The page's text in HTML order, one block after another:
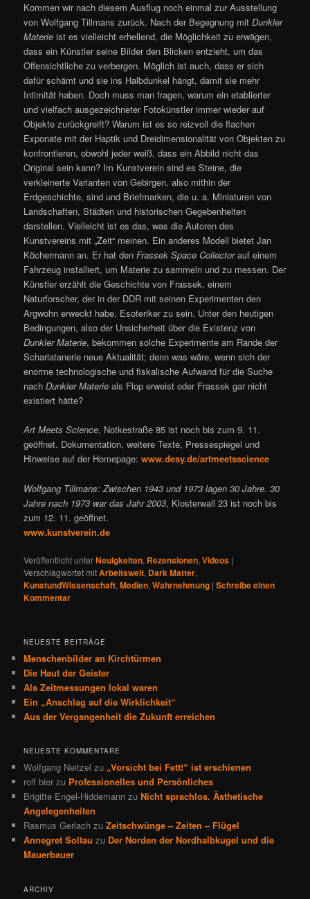
Kommen wir nach diesem Ausflug noch einmal zur Ausstellung
von Wolfgang Tillmans zurück. Nach der Begegnung mitDunkler
Materie ist es vielleicht erhellend, die Möglichkeit zu erwägen,
dass ein Künstler seine Bilder den Blicken entzieht, um das
Offensichtliche zu verbergen. Möglich ist auch, dass er sich
dafür schämt und sie ins Halbdunkel hängt, damit sie mehr
Intimität haben. Doch muss man fragen, warum ein etablierter
und vielfach ausgezeichneter Fotokünstler immer wieder auf
Objekte zurückgreift? Warum ist es so reizvoll die flachen
Exponate mit der Haptik und Dreidimensionalität von Objekten zu
konfrontieren, obwohl jeder weiß, dass ein Abbild nicht das
Original sein kann? Im Kunstverein sind es Steine, die
verkleinerte Varianten von Gebirgen, also mithin der
Erdgeschichte, sind und Briefmarken, die u. a. Miniaturen von
Landschaften, Städten und historischen Gegebenheiten
darstellen. Vielleicht ist es das, was die Autoren des
Kunstvereins mit „Zeit“ meinen. Ein anderes Modell bietet Jan
Köchermann an. Er hat denFrassek Space Collectorauf einem
Fahrzeug installiert, um Materie zu sammeln und zu messen. Der
Künstler erzählt die Geschichte von Frassek, einem
Naturforscher, der in der DDR mit seinen Experimenten den
Argwohn erweckt habe, Esoteriker zu sein. Unter den heutigen
Bedingungen, also der Unsicherheit über die Existenz von
Dunkler Materie, bekommen solche Experimente am Rande der
Scharlatanerie neue Aktualität; denn was wäre, wenn sich der
enorme technologische und fiskalische Aufwand für die Suche
nachDunkler Materie als Flop erweist oder Frassek gar nicht
existiert hätte?
Art Meets Science, Notkestraße 85 ist noch bis zum 9. 11.
geöffnet. Dokumentation, weitere Texte, Pressespiegel und
Hinweise auf der Homepage:www.desy.de/artmeetsscience
Wolfgang Tillmans: Zwischen 1943 und 1973 lagen 30 Jahre. 30
Jahre nach 1973 war das Jahr 2003, Klosterwall 23 ist noch bis
zum 12. 11. geöffnet.
www.kunstverein.de
Veröffentlicht unterNeuigkeiten, Rezensionen,Videos |
Verschlagwortet mitArbeitswelt, Dark Matter,
KunstundWissenschaft,Medien,Wahrnehmung |Schreibe einen
Kommentar
NEUESTE BEITRÄGE
Menschenbilder an Kirchtürmen
Die Haut der Geister
Als Zeitmessungen lokal waren
Ein „Anschlag auf die Wirklichkeit“
Aus der Vergangenheit die Zukunft erreichen
NEUESTE KOMMENTARE
Wolfgang Neitzel zu „Vorsicht bei Fett!“ ist erschienen
rolf bier zu Professionelles und Persönliches
Brigitte Engel-Hiddemann zuNicht sprachlos. Ästhetische
Angelegenheiten
Rasmus Gerlach zuZeitschwünge – Zeiten – Flügel
Annegret Soltau zu Der Norden der Nordhalbkugel und die
Mauerbauer
ARCHIV